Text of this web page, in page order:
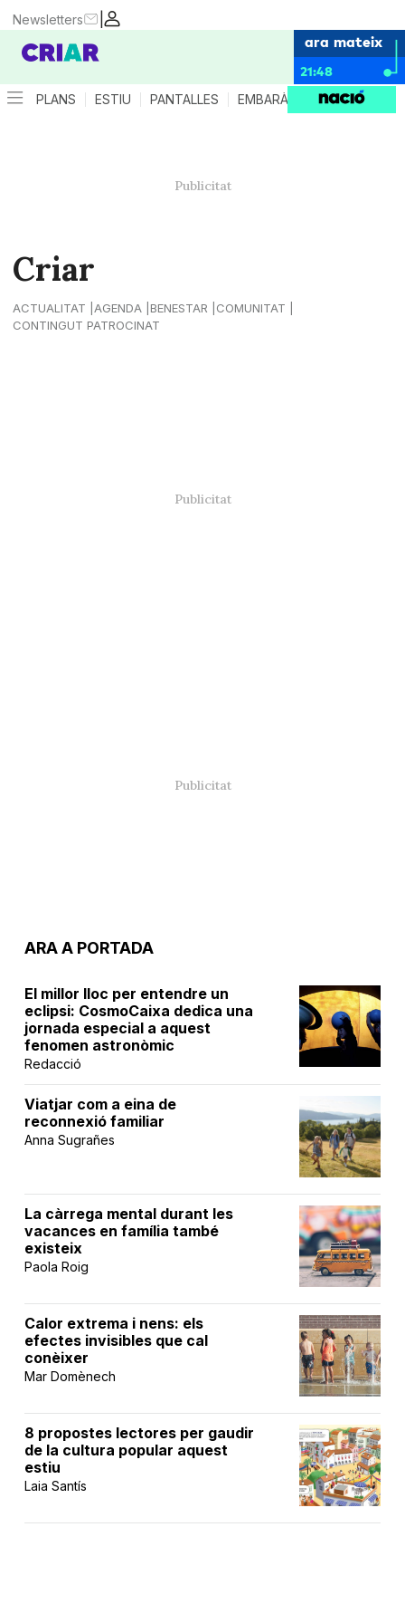
|
Newsletters
ara mateix
21:48
PLANS ESTIU PANTALLES EMBARÀS CRIANÇA
Criar
ACTUALITAT AGENDA BENESTAR
COMUNITAT
CONTINGUT PATROCINAT
ARA A PORTADA
El millor lloc per entendre un
eclipsi: CosmoCaixa dedica una
jornada especial a aquest
fenomen astronòmic
Redacció
Viatjar com a eina de
reconnexió familiar
Anna Sugrañes
La càrrega mental durant les
vacances en família també
existeix
Paola Roig
Calor extrema i nens: els
efectes invisibles que cal
conèixer
Mar Domènech
8 propostes lectores per gaudir
de la cultura popular aquest
estiu
Laia Santís